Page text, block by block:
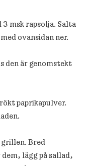
3 msk rapsolja. Salta
ovansidan ner.
den är genomstekt
paprikapulver.
grillen. Bred
lägg på sallad,